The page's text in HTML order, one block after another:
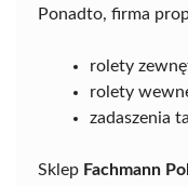
Ponadto, firma
rolety
rolety
zadaszenia
Sklep Fachmann